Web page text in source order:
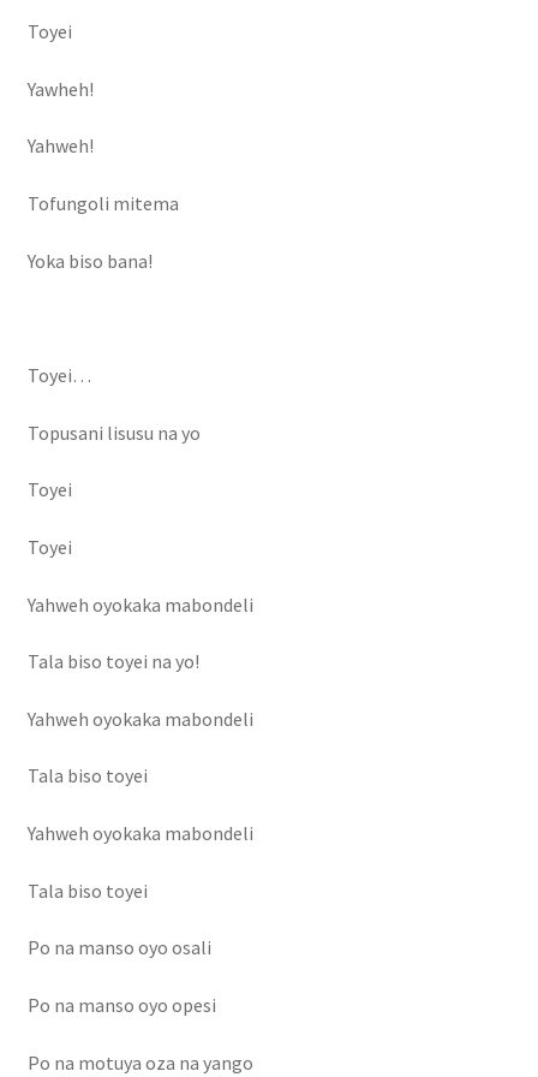
Toyei
Yawheh!
Yahweh!
Tofungoli mitema
Yoka biso bana!
Toyei…
Topusani lisusu na yo
Toyei
Toyei
Yahweh oyokaka mabondeli
Tala biso toyei na yo!
Yahweh oyokaka mabondeli
Tala biso toyei
Yahweh oyokaka mabondeli
Tala biso toyei
Po na manso oyo osali
Po na manso oyo opesi
Po na motuya oza na yango